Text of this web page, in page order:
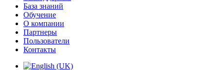
База знаний
Обучение
О компании
Партнеры
Пользователи
Контакты